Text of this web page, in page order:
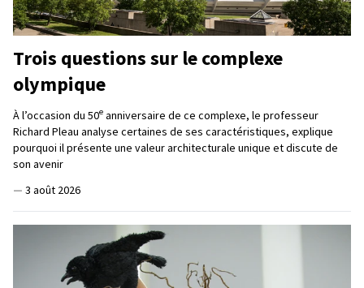
Trois questions sur le complexe
olympique
À l’occasion du 50e anniversaire de ce complexe, le professeur
Richard Pleau analyse certaines de ses caractéristiques, explique
pourquoi il présente une valeur architecturale unique et discute de
son avenir
— 3 août 2026